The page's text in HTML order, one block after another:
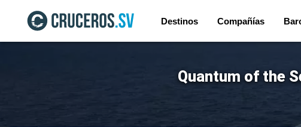
Destinos Compañías
Quantum of the